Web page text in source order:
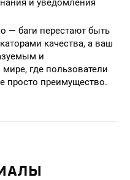
и уведомления
— баги перестают быть
качества, а ваш
и
где пользователи
просто преимущество.